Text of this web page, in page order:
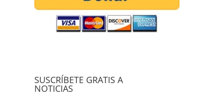
SUSCRÍBETE GRATIS A
NOTICIAS